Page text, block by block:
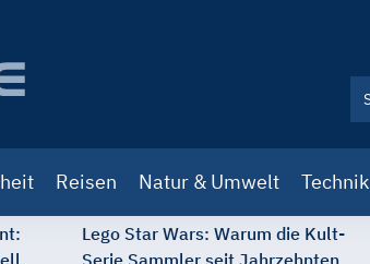
Reisen Natur & Umwelt Technik
Lego Star Wars: Warum die Kult-
Serie Sammler seit Jahrzehnten